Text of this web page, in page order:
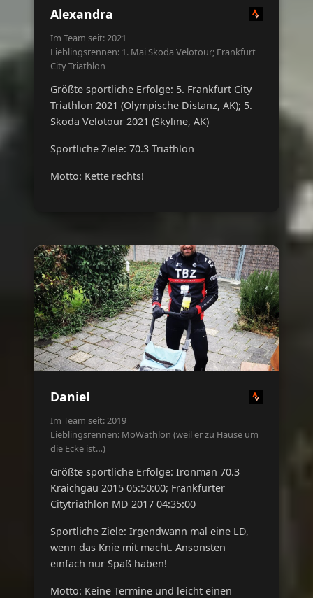
Alexandra
Im Team seit: 2021
Lieblingsrennen: 1. Mai Skoda Velotour; Frankfurt
City Triathlon
Größte sportliche Erfolge: 5. Frankfurt City
Triathlon 2021 (Olympische Distanz, AK); 5.
Skoda Velotour 2021 (Skyline, AK)
Sportliche Ziele: 70.3 Triathlon
Motto: Kette rechts!
Daniel
Im Team seit: 2019
Lieblingsrennen: MöWathlon (weil er zu Hause um
die Ecke ist…)
Größte sportliche Erfolge: Ironman 70.3
Kraichgau 2015 05:50:00; Frankfurter
Citytriathlon MD 2017 04:35:00
Sportliche Ziele: Irgendwann mal eine LD,
wenn das Knie mit macht. Ansonsten
einfach nur Spaß haben!
Motto: Keine Termine und leicht einen